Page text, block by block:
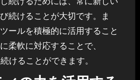
続けることが大切です。ま
ールを積極的に活用すること
柔軟に対応することで、
けることができます。